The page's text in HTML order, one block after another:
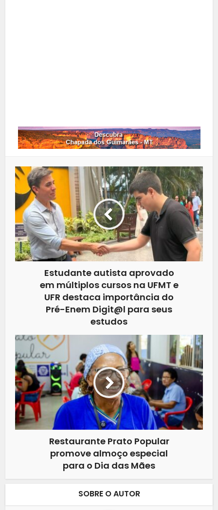
Estudante autista aprovado
em múltiplos cursos na UFMT e
UFR destaca importância do
Pré-Enem Digit@l para seus
estudos
Restaurante Prato Popular
promove almoço especial
para o Dia das Mães
SOBRE O AUTOR